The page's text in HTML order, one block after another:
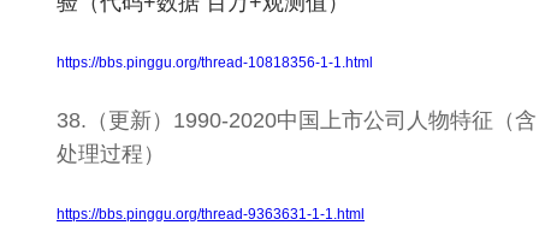
https://bbs.pinggu.org/thread-10818356-1-1.html
38.（更新）1990-2020中国上市公司人物特征（含
处理过程）
https://bbs.pinggu.org/thread-9363631-1-1.html